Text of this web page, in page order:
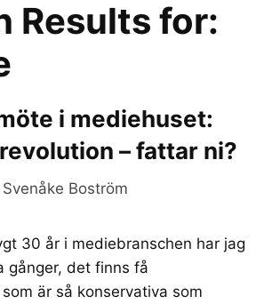
Results for:
i mediehuset:
– fattar ni?
Svenåke Boström
30 år i mediebranschen har jag
gånger, det finns få
är så konservativa som